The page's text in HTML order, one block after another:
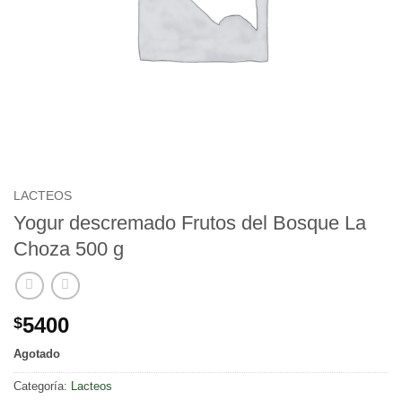
LACTEOS
Yogur descremado Frutos del Bosque La
Choza 500 g
$5400
Agotado
Categoría: Lacteos